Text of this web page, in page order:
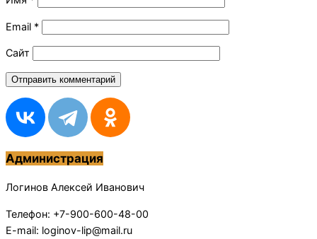
Email *
Сайт
Администрация
Логинов Алексей Иванович
Телефон: +7-900-600-48-00
E-mail: loginov-lip@mail.ru